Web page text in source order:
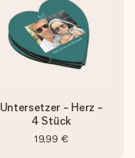
Untersetzer - Herz -
4 Stück
19,99 €